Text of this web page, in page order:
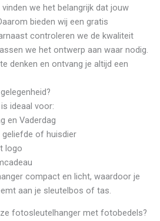
vinden we het belangrijk dat jouw
bieden wij een gratis
controleren we de kwaliteit
we het ontwerp aan waar nodig.
denken en ontvang je altijd een
ideaal voor:
en Vaderdag
geliefde of huisdier
logo
compact en licht, waardoor je
aan je sleutelbos of tas.
fotosleutelhanger met fotobedels?